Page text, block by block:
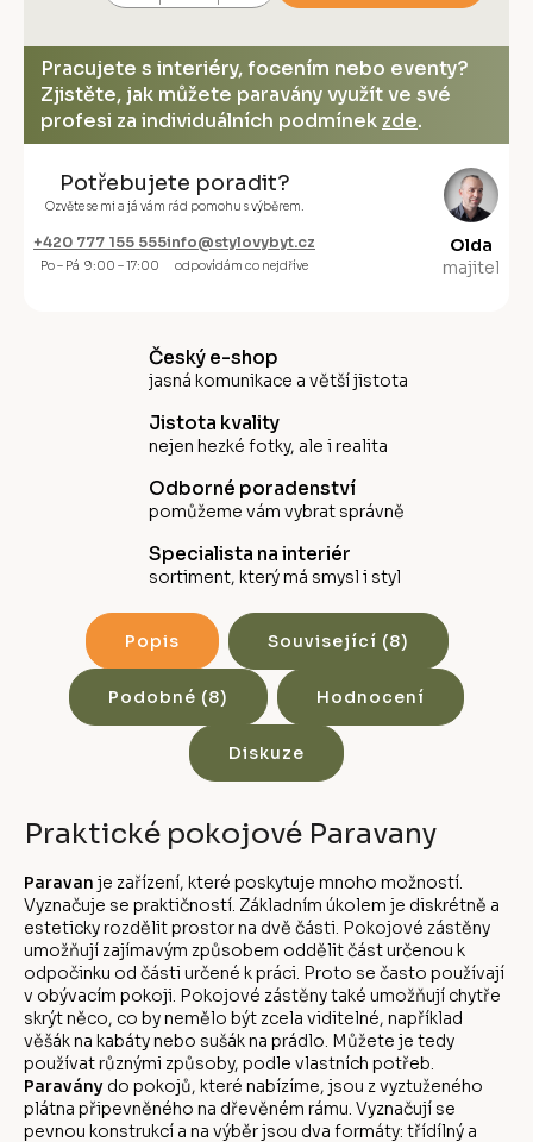
Pracujete s interiéry, focením nebo eventy?
Zjistěte, jak můžete paravány využít ve své
profesi za individuálních podmínek zde.
Potřebujete poradit?
Ozvěte se mi a já vám rád pomohu s výběrem.
+420 777 155 555
Po – Pá 9:00 – 17:00
info@stylovybyt.cz
odpovídám co nejdříve
Olda
majitel
Český e-shop
jasná komunikace a větší jistota
Jistota kvality
nejen hezké fotky, ale i realita
Odborné poradenství
pomůžeme vám vybrat správně
Specialista na interiér
sortiment, který má smysl i styl
Popis Související (8)
Podobné (8) Hodnocení
Diskuze
Praktické pokojové Paravany
Paravan je zařízení, které poskytuje mnoho možností.
Vyznačuje se praktičností. Základním úkolem je diskrétně a
esteticky rozdělit prostor na dvě části. Pokojové zástěny
umožňují zajímavým způsobem oddělit část určenou k
odpočinku od části určené k práci. Proto se často používají
v obývacím pokoji. Pokojové zástěny také umožňují chytře
skrýt něco, co by nemělo být zcela viditelné, například
věšák na kabáty nebo sušák na prádlo. Můžete je tedy
používat různými způsoby, podle vlastních potřeb.
Paravány do pokojů, které nabízíme, jsou z vyztuženého
plátna připevněného na dřevěném rámu. Vyznačují se
pevnou konstrukcí a na výběr jsou dva formáty: třídílný a